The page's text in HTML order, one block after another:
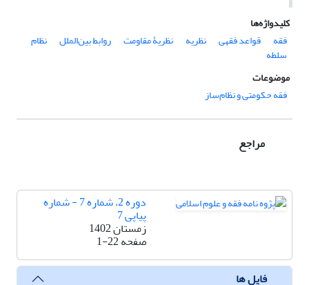
کلیدواژه‌ها
فقه
قواعد فقهی نظریه نظریۀ مقاومت روابط بین‌الملل نظام
سلطه
موضوعات
فقه حکومتی و نظام‌ساز
مراجع
دوره 2، شماره 7 - شماره
پیاپی 7
زمستان 1402
صفحه1-22
فایل ها